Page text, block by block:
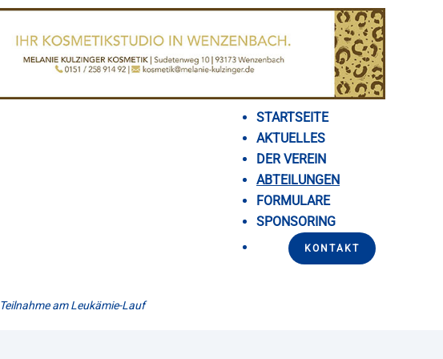
STARTSEITE
AKTUELLES
DER VEREIN
ABTEILUNGEN
FORMULARE
SPONSORING
KONTAKT
Teilnahme am Leukämie-Lauf